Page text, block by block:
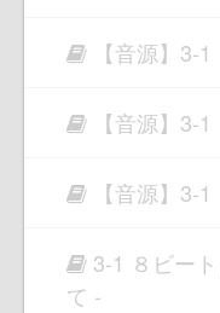
【音源】3-
【音源】3-
【音源】3-
3-1 ８ビー
て -